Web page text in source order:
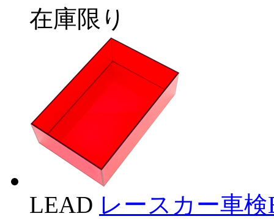
在庫限り
LEAD レースカー車